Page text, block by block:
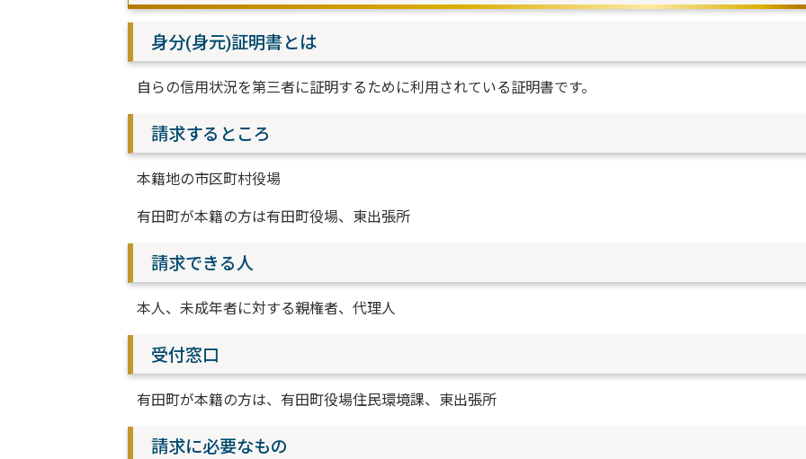
身分(身元)証明書とは
自らの信用状況を第三者に証明するために利用されている証明書です。
請求するところ
本籍地の市区町村役場
有田町が本籍の方は有田町役場、東出張所
請求できる人
本人、未成年者に対する親権者、代理人
受付窓口
有田町が本籍の方は、有田町役場住民環境課、東出張所
請求に必要なもの